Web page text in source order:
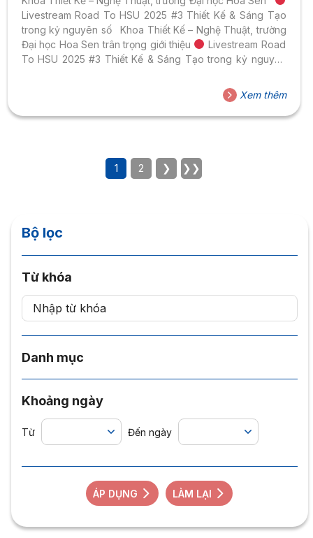
Livestream Road To HSU 2025 #3 Thiết Kế & Sáng Tạo
trong kỷ nguyên số Khoa Thiết Kế – Nghệ Thuật, trường
Đại học Hoa Sen trân trọng giới thiệu
Livestream Road
To HSU 2025 #3 Thiết Kế & Sáng Tạo trong kỷ nguyên
Xem thêm
1 2 ❯ ❯❯
Bộ lọc
Từ khóa
Danh mục
Khoảng ngày
Từ Đến ngày
ÁP DỤNG LÀM LẠI